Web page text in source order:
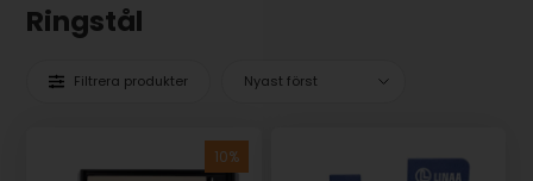
Ringstål
Filtrera produkter